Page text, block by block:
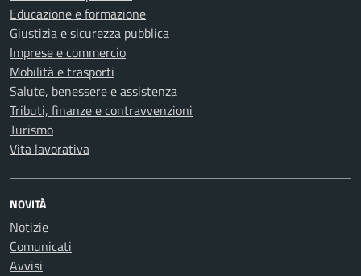
Educazione e formazione
Giustizia e sicurezza pubblica
Imprese e commercio
Mobilità e trasporti
Salute, benessere e assistenza
Tributi, finanze e contravvenzioni
Turismo
Vita lavorativa
NOVITÀ
Notizie
Comunicati
Avvisi